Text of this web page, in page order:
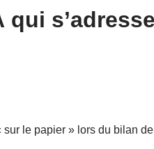
le papier » lors du bilan